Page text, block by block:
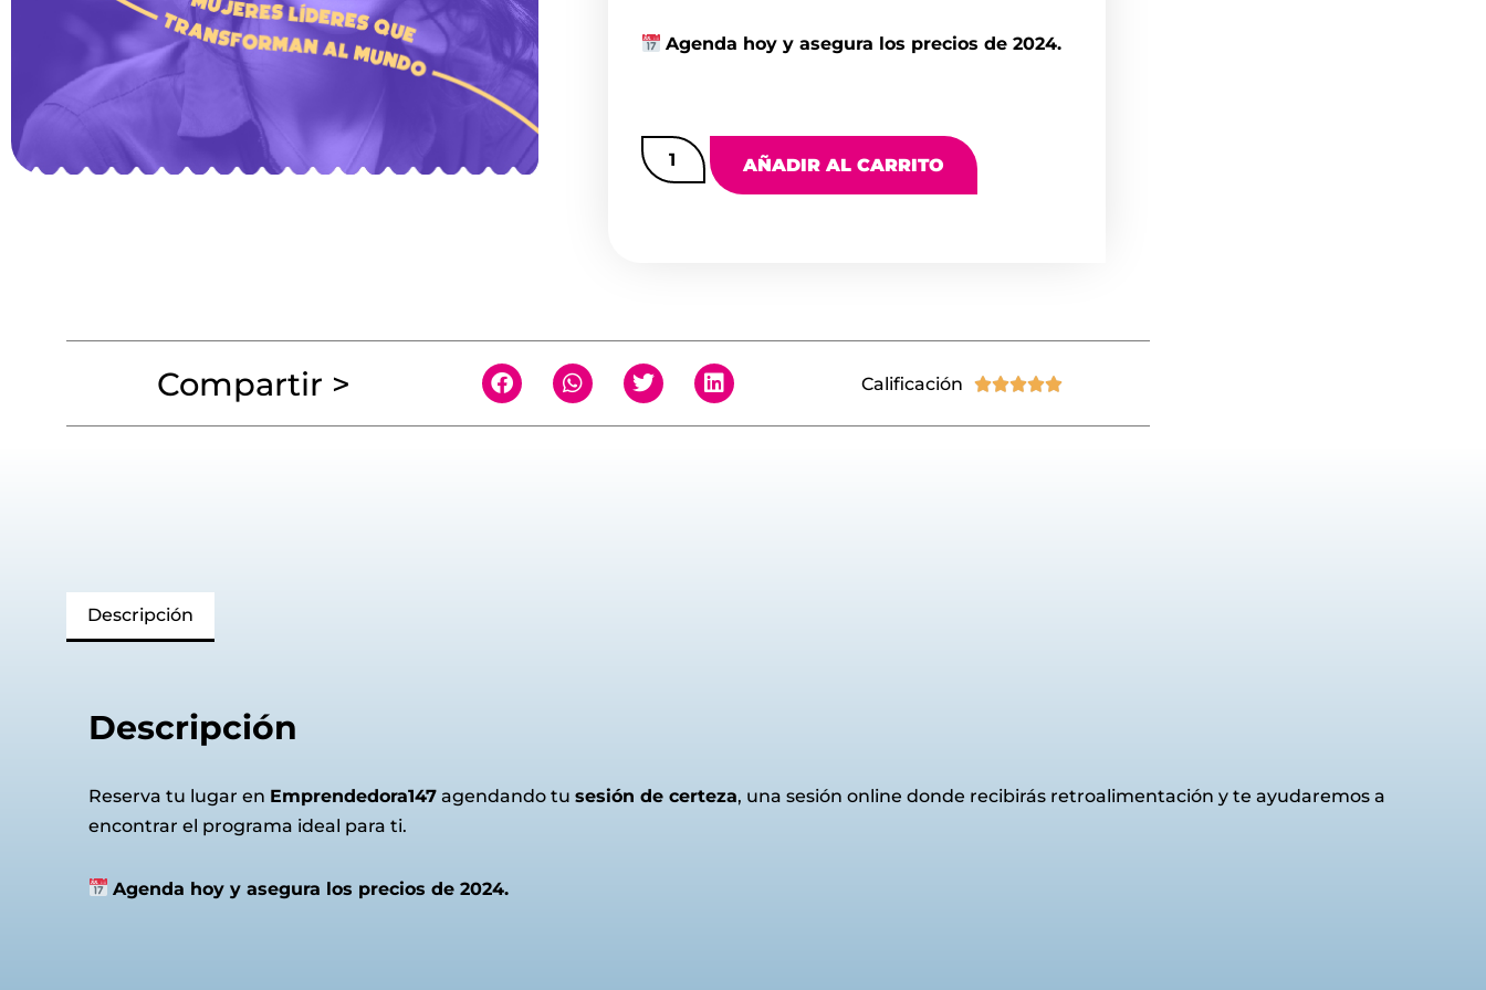
Agenda hoy y asegura los precios de 2024.
AÑADIR AL CARRITO
Compartir > Calificación 
Descripción
Descripción
Reserva tu lugar en Emprendedora147 agendando tu sesión de certeza, una sesión online donde recibirás retroalimentación y te ayudaremos a
encontrar el programa ideal para ti.
Agenda hoy y asegura los precios de 2024.